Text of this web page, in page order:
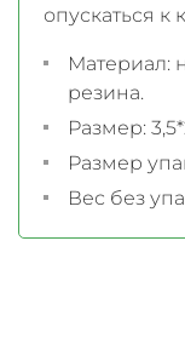
опускаться
Материал:
резина.
Размер:
Размер
Вес без